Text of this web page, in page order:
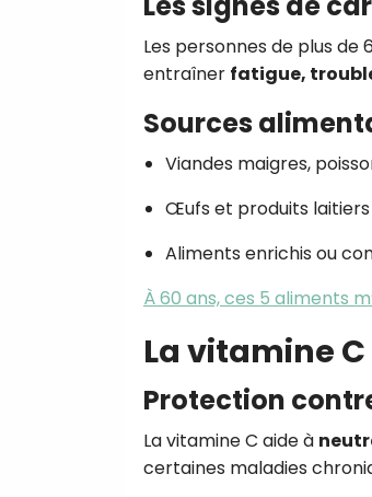
Les personnes de plus de
entraîner fatigue,
Sources
Viandes maigres,
Œufs et produits laitiers
Aliments enrichis ou
À 60 ans, ces 5 aliments
La vitamine
Protection
La vitamine C aide à
certaines maladies